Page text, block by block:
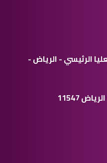
الرئيسي - الرياض -